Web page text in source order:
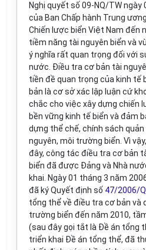
Nghị quyết số 09-NQ/TW
của Ban Chấp hành Trung
Chiến lược biển Việt Nam đến
tiềm năng tài nguyên biển và
ý nghĩa rất quan trọng đối với
nước. Điều tra cơ bản tài
tiền đề quan trọng của kinh tế
bản là cơ sở xác lập luận cứ
chắc cho việc xây dựng chiến
bền vững kinh tế biển và đảm
dựng thể chế, chính sách
nguyên, môi trường biển. Vì
đây, công tác điều tra cơ bản
biển đã được Đảng và Nhà
khai. Ngày 01 tháng 3 năm
đã ký Quyết định số 47/2006/
tổng thể về điều tra cơ bản và
trường biển đến năm 2010,
(sau đây gọi tắt là Đề án tổng
triển khai Đề án tổng thể, đã